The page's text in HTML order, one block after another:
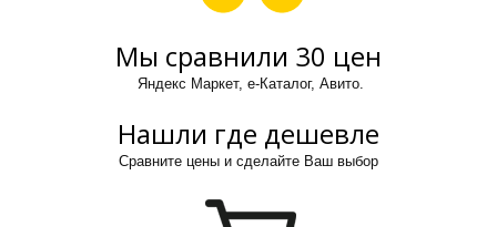
Мы сравнили 30 цен
Яндекс Маркет, е-Каталог, Авито.
Нашли где дешевле
Сравните цены и сделайте Ваш выбор